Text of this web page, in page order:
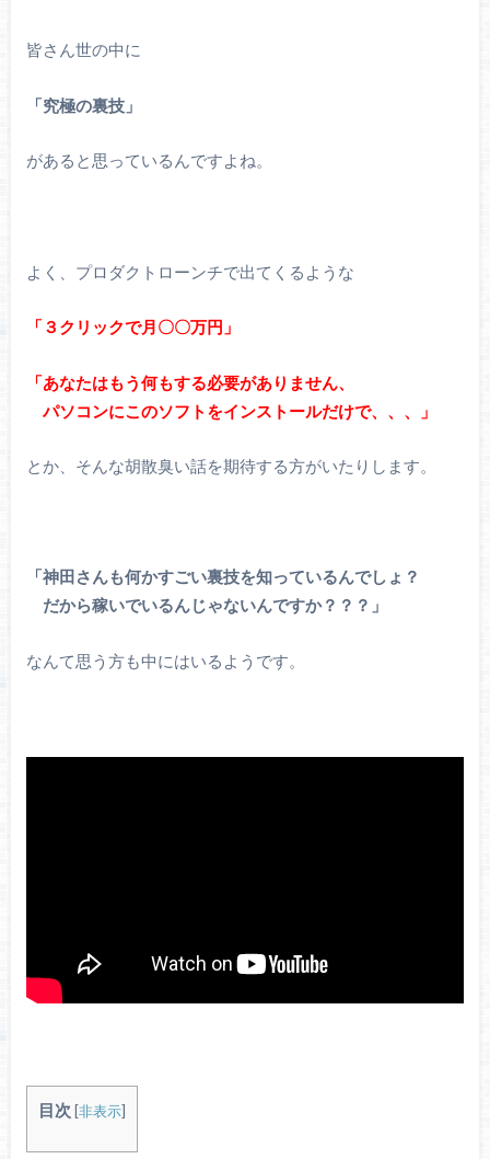
皆さん世の中に
「究極の裏技」
があると思っているんですよね。
よく、プロダクトローンチで出てくるような
「３クリックで月〇〇万円」
「あなたはもう何もする必要がありません、
パソコンにこのソフトをインストールだけで、、、」
とか、そんな胡散臭い話を期待する方がいたりします。
「神田さんも何かすごい裏技を知っているんでしょ？
だから稼いでいるんじゃないんですか？？？」
なんて思う方も中にはいるようです。
目次 [非表示]